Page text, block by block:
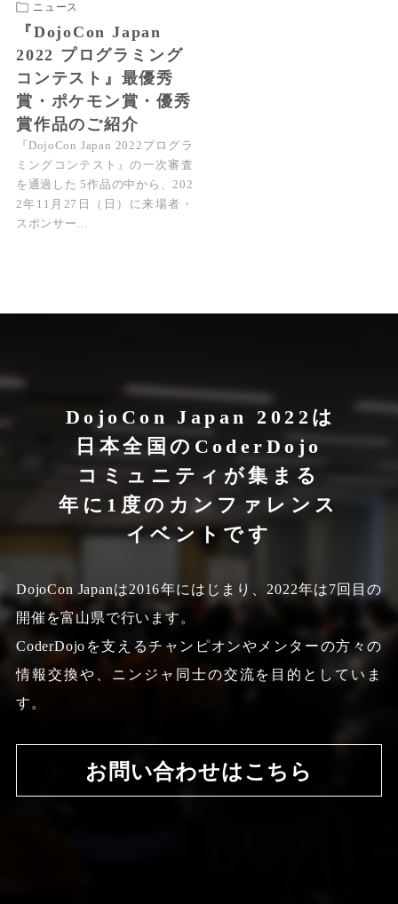
ニュース
『DojoCon Japan
2022 プログラミング
コンテスト』最優秀
賞・ポケモン賞・優秀
賞作品のご紹介
『DojoCon Japan 2022プログラ
ミングコンテスト』の一次審査
を通過した 5作品の中から、202
2年11月27日（日）に来場者・
スポンサー…
DojoCon Japan 2022は
日本全国のCoderDojo
コミュニティが集まる
年に1度のカンファレンス
イベントです
DojoCon Japanは2016年にはじまり、2022年は7回目の
開催を富山県で行います。
CoderDojoを支えるチャンピオンやメンターの方々の
情報交換や、 ニンジャ同士の交流を目的としていま
す。
お問い合わせはこちら